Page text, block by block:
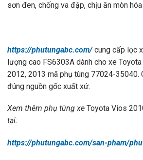
sơn đen, chống va đập, chịu ăn mòn hóa
https://phutungabc.com/cung cấp lọc
lượng cao FS6303A dành cho xe
2012, 2013 mã phụ tùng 77024-35040.
đúng nguồn gốc xuất xứ.
Xem thêm phụ tùng xe Toyota Vios
tại:
https://phutungabc.com/san-pham/